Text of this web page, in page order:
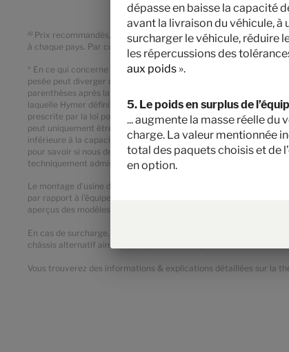
a) Prix recommandés, sans engagement, basés sur les tarifs
à chaque pays. Par conséquent, veuillez contacter votre
* En ce qui concerne la masse en ordre de marche indiquée, il
pesée peut diverger de la valeur indiquée ci-dessus. Des écarts
parenthèses après la masse en ordre de marche. Dans le cas du
laquelle Hymer définit le poids maximal disponible pour
prescrite par la loi pour les bagages et les accessoires installés
peut uniquement être déterminé par une pesée à la fin de la
inférieure à la capacité de charge minimale du fait d’un écart de
pour savoir si nous devons surcharger le véhicule, réduire le
techniquement admissible sur l’essieu n’ont pas le droit d’être
Le montage d’usine d'équipements optionnels augmente la
par rapport à l'équipement de série du modèle ou de
aperçus des modèles. Il s'agit d'une valeur calculée pour chaque
En cas de surcharge, la masse fixée par le constructeur pour
châssis alternatif ainsi que, en particulier, le poids des variantes
Vous trouverez des informations & explications détaillées sur la
dépasse en baisse la capacité
avant la livraison du véhicule,
surcharger le véhicule, réduire
les répercussions des
aux poids ».
5. Le poids en surplus de
... augmente la masse réelle du
charge. La valeur mentionnée
total des paquets choisis et de
en option.